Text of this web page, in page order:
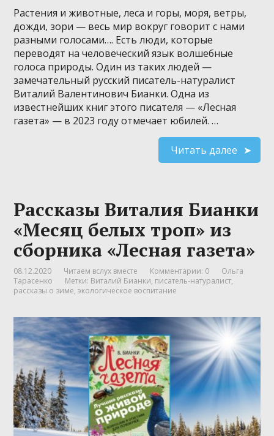
Растения и животные, леса и горы, моря, ветры,
дожди, зори — весь мир вокруг говорит с нами
разными голосами…. Есть люди, которые
переводят на человеческий язык волшебные
голоса природы. Один из таких людей —
замечательный русский писатель-натуралист
Виталий Валентинович Бианки. Одна из
известнейших книг этого писателя — «Лесная
газета» — в 2023 году отмечает юбилей. …
Читать далее
Рассказы Виталия Бианки
«Месяц белых троп» из
сборника «Лесная газета»
08.12.2020 Читаем вслух вместе Комментарии: 0
Ольга
Тарасенко
Метки: Виталий Бианки, писатель-натуралист,
рассказы о зиме,экологическое воспитание